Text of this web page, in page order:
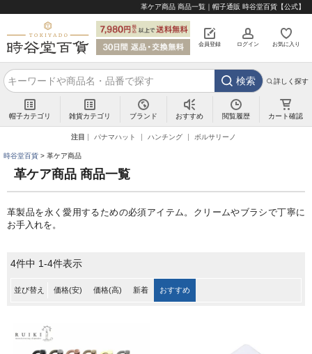
革ケア商品 商品一覧｜帽子通販 時谷堂百貨【公式】
会員登録 ログイン お気に入り
検索 詳しく探す
帽子カテゴリ 雑貨カテゴリ ブランド おすすめ 閲覧履歴 カート確認
注目 パナマハット ハンチング ボルサリーノ
時谷堂百貨 革ケア商品
革ケア商品 商品一覧
革製品を永く愛用するための必須アイテム。クリームやブラシで丁寧に
お手入れを。
並び替え 価格(安) 価格(高) 新着 おすすめ
4件中 1-4件表示